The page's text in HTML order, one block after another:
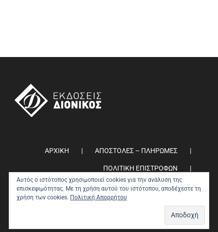
ΑΡΧΙΚΗ ΑΠΟΣΤΟΛΕΣ – ΠΛΗΡΩΜΕΣ
ΠΟΛΙΤΙΚΗ ΕΠΙΣΤΡΟΦΩΝ
ΠΟΛΙΤΙΚΗ ΑΠΟΡΡΗΤΟΥ 0
Αυτός ο ιστότοπος χρησιμοποιεί cookies για την ανάλυση της
επισκεψιμότητας. Με τη χρήση αυτού του ιστότοπου, αποδέχεστε τη
χρήση των cookies. Πολιτική Απορρήτου